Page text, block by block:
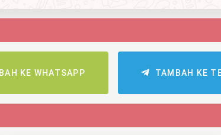
KE WHATSAPP TAMBAH KE